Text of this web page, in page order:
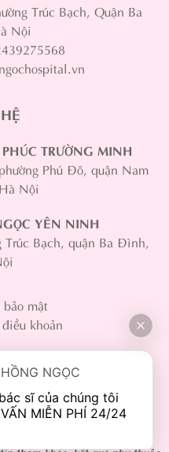
Trúc Bạch, Quận Ba
Nội
TRƯỜNG MINH
Phú Đô, quận Nam
Nội
YÊN NINH
Bạch, quận Ba Đình,
mật
khoản
NGỌC
sĩ của chúng tôi
MIỄN PHÍ 24/24